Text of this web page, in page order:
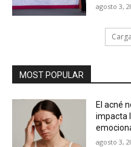
agosto 3,
MOST POPULAR
El acné
impacta
agosto 3,